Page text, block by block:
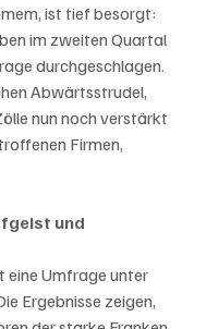
ist tief besorgt:
im zweiten Quartal
durchgeschlagen.
Abwärtsstrudel,
nun noch verstärkt
Firmen,
und
eine Umfrage unter
Ergebnisse zeigen,